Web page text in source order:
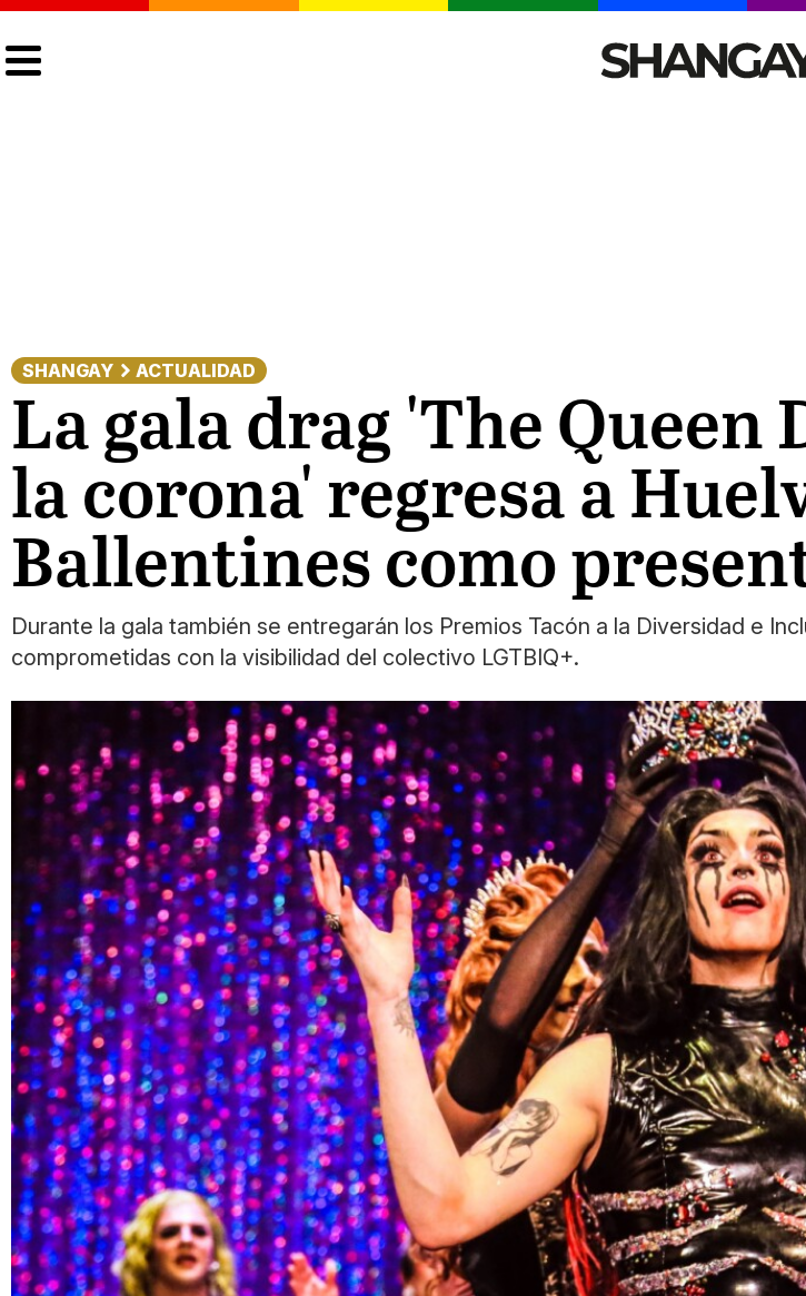
SHANGAY ACTUALIDAD
La gala drag 'The Queen
la corona' regresa a
Ballentines como
Durante la gala también se entregarán los Premios Tacón a la Diversidad e
comprometidas con la visibilidad del colectivo LGTBIQ+.